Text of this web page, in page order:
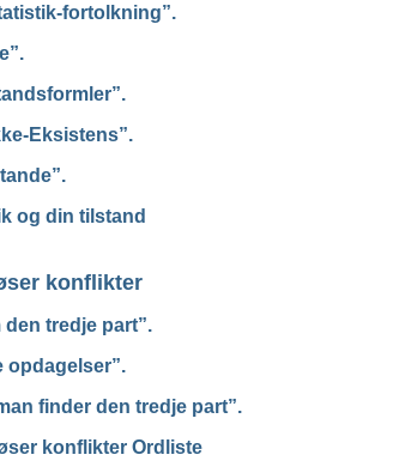
fortolkning”.
Eksistens”.
og din tilstand
konflikter
tredje part”.
opdagelser”.
finder den tredje part”.
konflikter Ordliste